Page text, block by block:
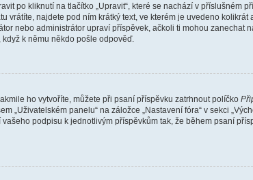
po kliknutí na tlačítko „Upravit“, které se nachází v příslušném
najdete pod ním krátký text, ve kterém je uvedeno kolikrát
nebo administrátor upraví příspěvek, ačkoli ti mohou zanechat
k němu někdo pošle odpověď.
ho vytvoříte, můžete při psaní příspěvku zatrhnout políčko
„Uživatelském panelu“ na záložce „Nastavení fóra“ v sekci
podpisu k jednotlivým příspěvkům tak, že během psaní